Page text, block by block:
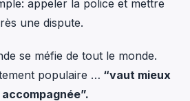
appeler la police et mettre
une dispute.
se méfie de tout le monde.
populaire … “vaut mieux